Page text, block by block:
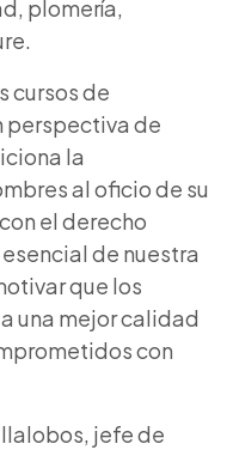
plomería,
cursos de
perspectiva de
la
al oficio de su
el derecho
de nuestra
que los
una mejor calidad
con
jefe de